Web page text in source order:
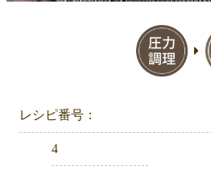
レシピ番号：
4